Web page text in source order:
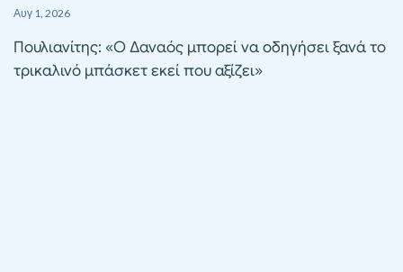
Αυγ 1, 2026
Πουλιανίτης: «Ο Δαναός μπορεί να οδηγήσει ξανά το
τρικαλινό μπάσκετ εκεί που αξίζει»